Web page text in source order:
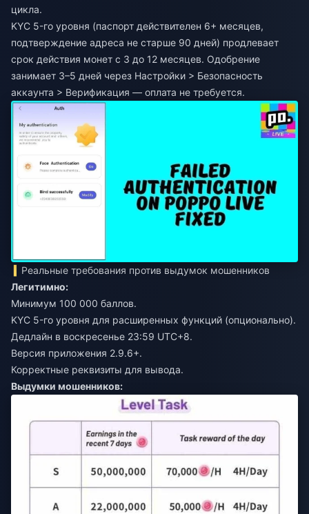
цикла.
KYC 5-го уровня (паспорт действителен 6+ месяцев,
подтверждение адреса не старше 90 дней) продлевает
срок действия монет с 3 до 12 месяцев. Одобрение
занимает 3–5 дней через Настройки > Безопасность
аккаунта > Верификация — оплата не требуется.
Реальные требования против выдумок мошенников
Легитимно:
Минимум 100 000 баллов.
KYC 5-го уровня для расширенных функций (опционально).
Дедлайн в воскресенье 23:59 UTC+8.
Версия приложения 2.9.6+.
Корректные реквизиты для вывода.
Выдумки мошенников: